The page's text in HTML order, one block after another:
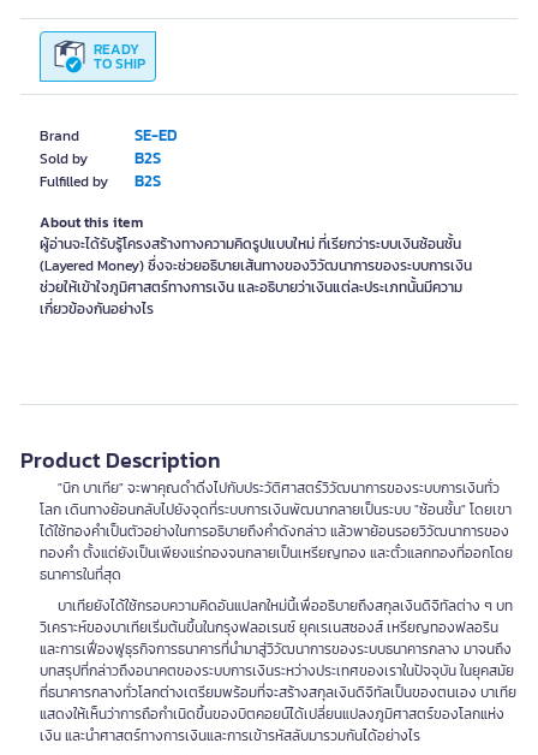
Brand SE-ED
Sold by B2S
Fulfilled by B2S
READY
TO SHIP
About this item
ผู้อ่านจะได้รับรู้โครงสร้างทางความคิดรูปแบบใหม่ ที่เรียกว่าระบบเงินซ้อนชั้น
(Layered Money) ซึ่งจะช่วยอธิบายเส้นทางของวิวัฒนาการของระบบการเงิน
ช่วยให้เข้าใจภูมิศาสตร์ทางการเงิน และอธิบายว่าเงินแต่ละประเภทนั้นมีความ
เกี่ยวข้องกันอย่างไร
Product Description
"นิก บาเทีย" จะพาคุณดำดิ่งไปกับประวัติศาสตร์วิวัฒนาการของระบบการเงินทั่ว
โลก เดินทางย้อนกลับไปยังจุดที่ระบบการเงินพัฒนากลายเป็นระบบ "ซ้อนชั้น" โดยเขา
ได้ใช้ทองคำเป็นตัวอย่างในการอธิบายถึงคำดังกล่าว แล้วพาย้อนรอยวิวัฒนาการของ
ทองคำ ตั้งแต่ยังเป็นเพียงแร่ทองจนกลายเป็นเหรียญทอง และตั๋วแลกทองที่ออกโดย
ธนาคารในที่สุด
บาเทียยังได้ใช้กรอบความคิดอันแปลกใหม่นี้เพื่ออธิบายถึงสกุลเงินดิจิทัลต่าง ๆ บท
วิเคราะห์ของบาเทียเริ่มต้นขึ้นในกรุงฟลอเรนซ์ ยุคเรเนสซองส์ เหรียญทองฟลอริน
และการเฟื่องฟูธุรกิจการธนาคารที่นำมาสู่วิวัฒนาการของระบบธนาคารกลาง มาจนถึง
บทสรุปที่กล่าวถึงอนาคตของระบบการเงินระหว่างประเทศของเราในปัจจุบัน ในยุคสมัย
ที่ธนาคารกลางทั่วโลกต่างเตรียมพร้อมที่จะสร้างสกุลเงินดิจิทัลเป็นของตนเอง บาเทีย
แสดงให้เห็นว่าการถือกำเนิดขึ้นของบิตคอยน์ได้เปลี่ยนแปลงภูมิศาสตร์ของโลกแห่ง
เงิน และนำศาสตร์ทางการเงินและการเข้ารหัสลับมารวมกันได้อย่างไร